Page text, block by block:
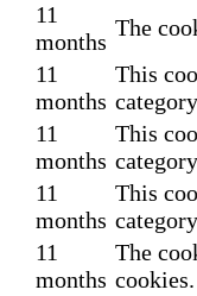
11
months
The
11
months
This
11
months
This
11
months
This
11
months
The